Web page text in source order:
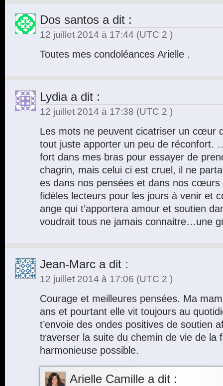
Dos santos a dit :
12 juillet 2014 à 17:44 (UTC 2 )
Toutes mes condoléances Arielle .
Lydiaa dit :
12 juillet 2014 à 17:38 (UTC 2 )
Les mots ne peuvent cicatriser un cœur
tout juste apporter un peu de réconfort.
fort dans mes bras pour essayer de
chagrin, mais celui ci est cruel, il ne
es dans nos pensées et dans nos cœurs
fidèles lecteurs pour les jours à venir et
ange qui t’apportera amour et soutien
voudrait tous ne jamais connaitre…une
Jean-Marc a dit :
12 juillet 2014 à 17:06 (UTC 2 )
Courage et meilleures pensées. Ma
ans et pourtant elle vit toujours au
t’envoie des ondes positives de soutien
traverser la suite du chemin de vie de la
harmonieuse possible.
Arielle Camille a dit :